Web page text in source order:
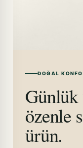
DOĞAL
Günlük
özenle
ürün.